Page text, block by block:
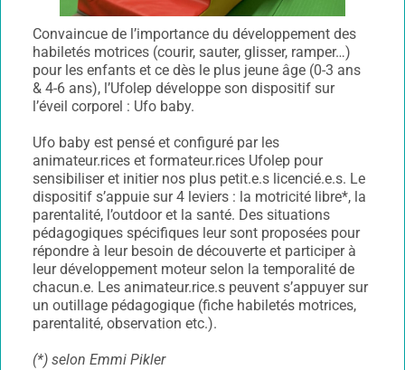
Convaincue de l’importance du développement des
habiletés motrices (courir, sauter, glisser, ramper…)
pour les enfants et ce dès le plus jeune âge (0-3 ans
& 4-6 ans), l’Ufolep développe son dispositif sur
l’éveil corporel : Ufo baby.
Ufo baby est pensé et configuré par les
animateur.rices et formateur.rices Ufolep pour
sensibiliser et initier nos plus petit.e.s licencié.e.s. Le
dispositif s’appuie sur 4 leviers : la motricité libre*, la
parentalité, l’outdoor et la santé. Des situations
pédagogiques spécifiques leur sont proposées pour
répondre à leur besoin de découverte et participer à
leur développement moteur selon la temporalité de
chacun.e. Les animateur.rice.s peuvent s’appuyer sur
un outillage pédagogique (fiche habiletés motrices,
parentalité, observation etc.).
(*) selon Emmi Pikler